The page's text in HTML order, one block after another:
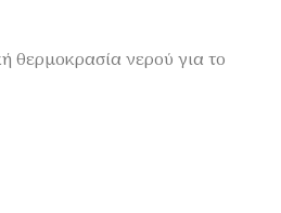
θερμοκρασία νερού για το